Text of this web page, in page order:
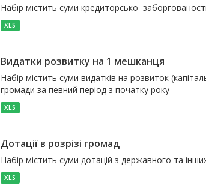
Набір містить суми кредиторської
XLS
Видатки розвитку на 1 мешканця
Набір містить суми видатків на розвиток
громади за певний період з початку року
XLS
Дотації в розрізі громад
Набір містить суми дотацій з державного та
XLS